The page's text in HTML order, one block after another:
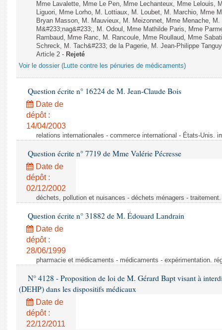
Mme Lavalette, Mme Le Pen, Mme Lechanteux, Mme Lelouis,
Liguori, Mme Lorho, M. Lottiaux, M. Loubet, M. Marchio, Mme
Bryan Masson, M. Mauvieux, M. Meizonnet, Mme Menache,
M&#233;nag&#233;, M. Odoul, Mme Mathilde Paris, Mme
Rambaud, Mme Ranc, M. Rancoule, Mme Roullaud, Mme
Schreck, M. Tach&#233; de la Pagerie, M. Jean-Philippe
Article 2 - Rejeté
Voir le dossier (Lutte contre les pénuries de médicaments)
Question écrite n° 16224 de M. Jean-Claude Bois
Date de
dépôt :
14/04/2003
relations internationales - commerce international - États-Unis.
Question écrite n° 7719 de Mme Valérie Pécresse
Date de
dépôt :
02/12/2002
déchets, pollution et nuisances - déchets ménagers -
Question écrite n° 31882 de M. Édouard Landrain
Date de
dépôt :
28/06/1999
pharmacie et médicaments - médicaments - expérimentation.
N° 4128 - Proposition de loi de M. Gérard Bapt visant à
(DEHP) dans les dispositifs médicaux
Date de
dépôt :
22/12/2011